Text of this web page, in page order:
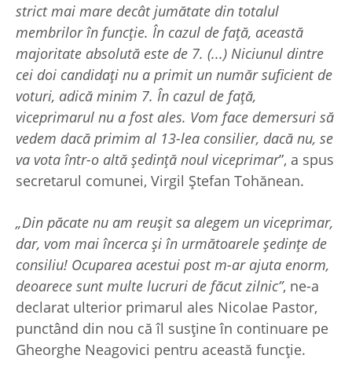
strict mai mare decât jumătate din totalul
membrilor în funcție. În cazul de față, această
majoritate absolută este de 7. (...) Niciunul dintre
cei doi candidați nu a primit un număr suficient de
voturi, adică minim 7. În cazul de față,
viceprimarul nu a fost ales. Vom face demersuri să
vedem dacă primim al 13-lea consilier, dacă nu, se
va vota într-o altă ședință noul viceprimar”, a spus
secretarul comunei, Virgil Ștefan Tohănean.
„Din păcate nu am reușit sa alegem un viceprimar,
dar, vom mai încerca și în următoarele ședințe de
consiliu! Ocuparea acestui post m-ar ajuta enorm,
deoarece sunt multe lucruri de făcut zilnic”, ne-a
declarat ulterior primarul ales Nicolae Pastor,
punctând din nou că îl susține în continuare pe
Gheorghe Neagovici pentru această funcție.